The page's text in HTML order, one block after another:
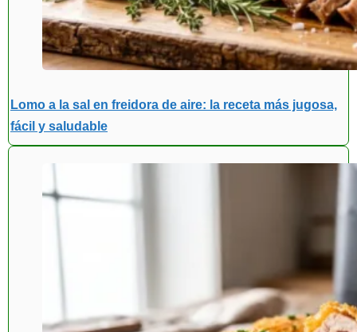
Lomo a la sal en freidora de aire: la receta más jugosa,
fácil y saludable